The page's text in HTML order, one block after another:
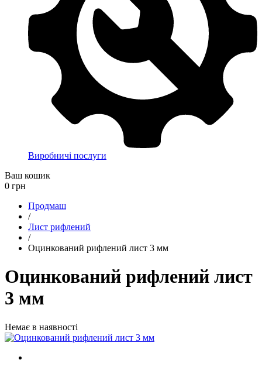
Виробничі послуги
Ваш кошик
0 грн
Продмаш
/
Лист рифлений
/
Оцинкований рифлений лист 3 мм
Оцинкований рифлений лист
3 мм
Немає в наявності